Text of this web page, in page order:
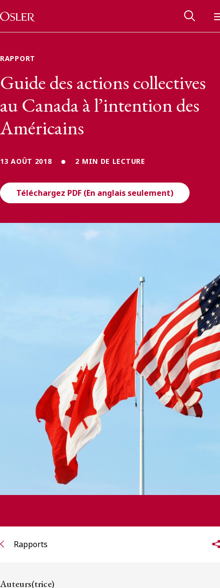
Passer au contenu
Main Navigation
Réseau des anciens d’Osler
Contactez-nous
ENGLISH
RAPPORT
Guide des actions collectives
au Canada à l’intention des
Américains
13 AOÛT 2018 2 MIN DE LECTURE
Téléchargez PDF (En anglais seulement)
Rapports
Auteurs(trice)